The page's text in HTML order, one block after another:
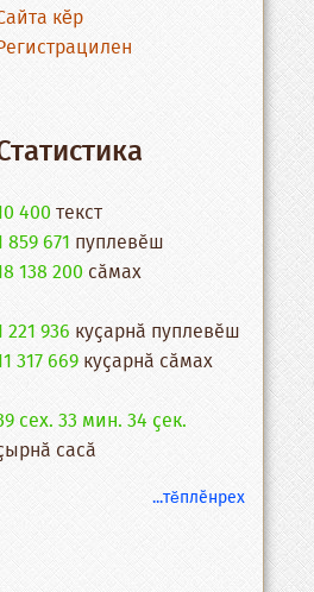
кĕр
400 текст
859 671 пуплевӗш
138 200 cӑмах
221 936 куҫарнӑ пуплевӗш
317 669куҫарнӑ сӑмах
сех. 33 мин. 34 ҫек.
сасӑ
...тĕплӗнрех